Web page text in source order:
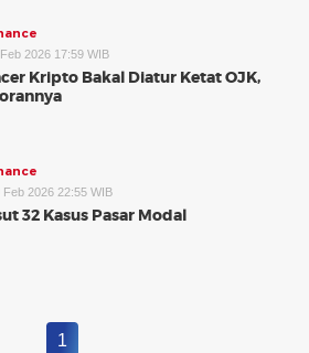
2026 17:59 WIB
Kripto Bakal Diatur Ketat OJK,
2026 22:55 WIB
32 Kasus Pasar Modal
1